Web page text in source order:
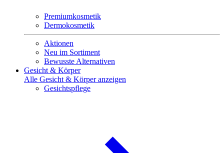
Premiumkosmetik
Dermokosmetik
Aktionen
Neu im Sortiment
Bewusste Alternativen
Gesicht & Körper
Alle Gesicht & Körper anzeigen
Gesichtspflege